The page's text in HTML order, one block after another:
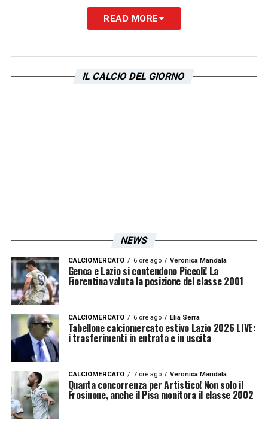
essere di sole vittorie. Non siamo neanche a
metà stagione, sono normali up and down.
Anche Guardiola ne sta passando di tutti i
biancocelesti no».
LA PLAYLIST DELLE NOSTRE TOP NEWS
READ MORE
IL CALCIO DEL GIORNO
NEWS
CALCIOMERCATO 6 ore ago Veronica Mandalà
Genoa e Lazio si contendono Piccoli! La
Fiorentina valuta la posizione del classe 2001
CALCIOMERCATO 6 ore ago Elia Serra
Tabellone calciomercato estivo Lazio 2026 LIVE:
i trasferimenti in entrata e in uscita
CALCIOMERCATO 7 ore ago Veronica Mandalà
Quanta concorrenza per Artistico! Non solo il
Frosinone, anche il Pisa monitora il classe 2002